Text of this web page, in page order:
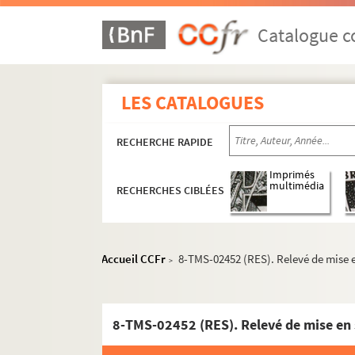
Catalogue
LES CATALOGUES
RECHERCHE RAPIDE
RECHERCHES CIBLÉES
Imprimés
multimédia
Accueil CCFr > 8-TMS-02452 (RES). Relevé de mise
8-TMS-02452 (RES). Relevé de mise en
Jean de Létraz. Une nuit chez vous...
Paul Gsell. L'unique amour. Entre 1895 et
Emile Fabre. Les vainqueurs : pièce en 4
Paul Armont, Léopold Marchand. Le valet
Ivan Cankar. Les valets : drame en 5 actes.
René Gordon. La vamp : comédie en 3
Claude Farrère, Lucien Népoty. La veille
François de Nion, Georges de Buysieulx. La
Jacques Chabannes. Vendredi 13 : comédie
Henry Bernstein. Le venin : pièce en 3 actes.